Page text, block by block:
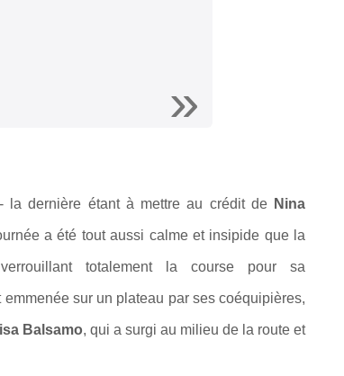
la dernière étant à mettre au crédit de Nina
a été tout aussi calme et insipide que la
verrouillant totalement la course pour sa
sur un plateau par ses coéquipières,
Balsamo, qui a surgi au milieu de la route et